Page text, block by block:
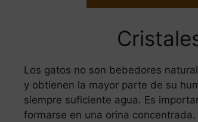
Los gatos no son bebedores
y obtienen la mayor parte de su
siempre suficiente agua. Es
formarse en una orina